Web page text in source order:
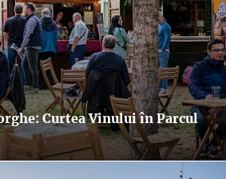
Curtea Vinului în Parcul